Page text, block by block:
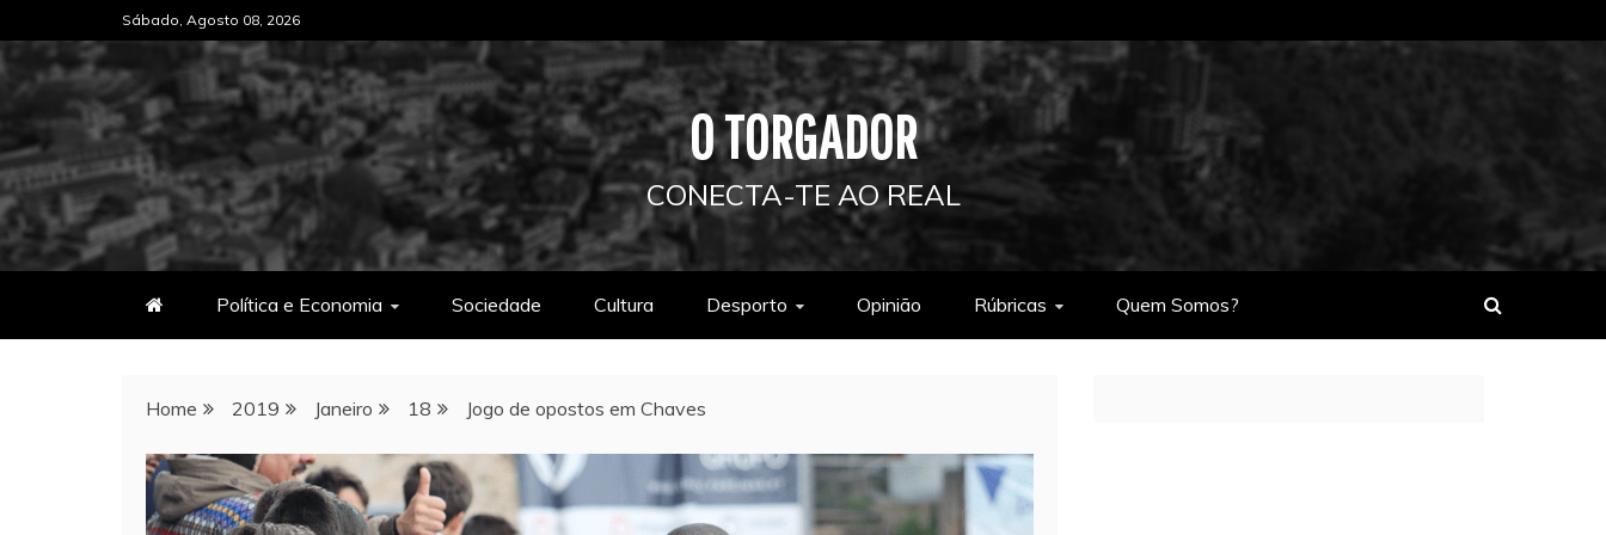
to
content
Sábado, Agosto 08, 2026
O TORGADOR
CONECTA-TE AO REAL
Política e Economia Sociedade Cultura Desporto Opinião Rúbricas Quem Somos?
Home 2019 Janeiro 18 Jogo de opostos em Chaves